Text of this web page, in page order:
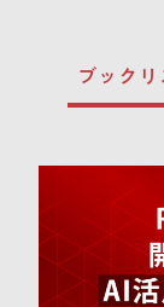
ブックリ